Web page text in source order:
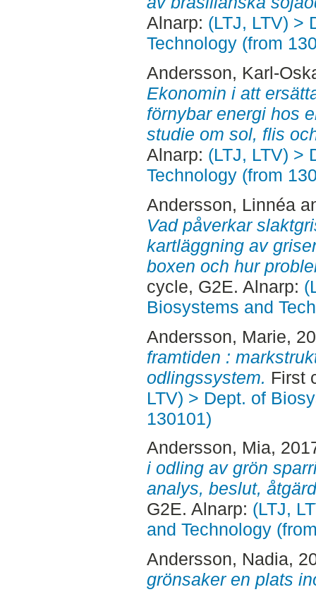
Alnarp: (LTJ, LTV) >
Technology (from
Andersson, Karl-
Ekonomin i att
förnybar energi hos
studie om sol, flis
Alnarp: (LTJ, LTV) >
Technology (from
Andersson, Linnéa
Vad påverkar
kartläggning av
boxen och hur
cycle, G2E. Alnarp:
Biosystems and
Andersson, Marie,
framtiden :
odlingssystem. First
LTV) > Dept. of
130101)
Andersson, Mia,
i odling av grön
analys, beslut,
G2E. Alnarp: (LTJ,
and Technology
Andersson, Nadia,
grönsaker en plats